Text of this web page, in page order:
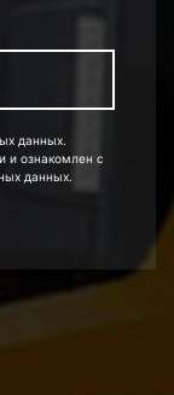
данных.
и ознакомлен с
данных.